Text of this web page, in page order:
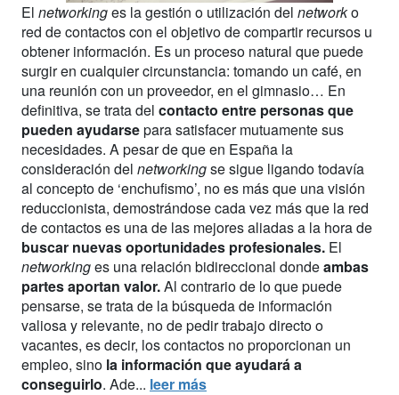
El networkinges la gestión o utilización del networko
red de contactos con el objetivo de compartir recursos u
obtener información. Es un proceso natural que puede
surgir en cualquier circunstancia: tomando un café, en
una reunión con un proveedor, en el gimnasio… En
definitiva, se trata del contacto entre personas que
pueden ayudarsepara satisfacer mutuamente sus
necesidades. A pesar de que en España la
consideración del networkingse sigue ligando todavía
al concepto de ‘enchufismo’, no es más que una visión
reduccionista, demostrándose cada vez más que la red
de contactos es una de las mejores aliadas a la hora de
buscar nuevas oportunidades profesionales. El
networkinges una relación bidireccional dondeambas
partes aportan valor.Al contrario de lo que puede
pensarse, se trata de la búsqueda de información
valiosa y relevante, no de pedir trabajo directo o
vacantes, es decir, los contactos no proporcionan un
empleo, sino la información que ayudará a
conseguirlo. Ade... leer más